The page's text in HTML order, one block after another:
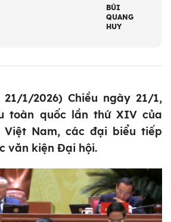
BÙI
QUANG
HUY
1/2026) C hiều ngày 21/1,
toàn quốc lần thứ XIV của
Việt Nam, các đại biểu tiếp
văn kiện Đại hội.